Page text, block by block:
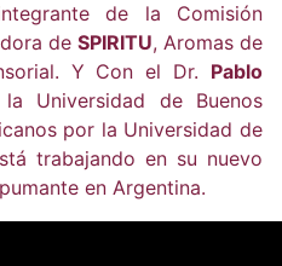
de la Comisión
de SPIRITU, Aromas de
Y Con el Dr. Pablo
Universidad de Buenos
por la Universidad de
trabajando en su nuevo
en Argentina.